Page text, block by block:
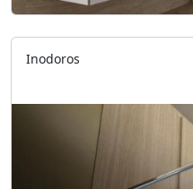
Inodoros